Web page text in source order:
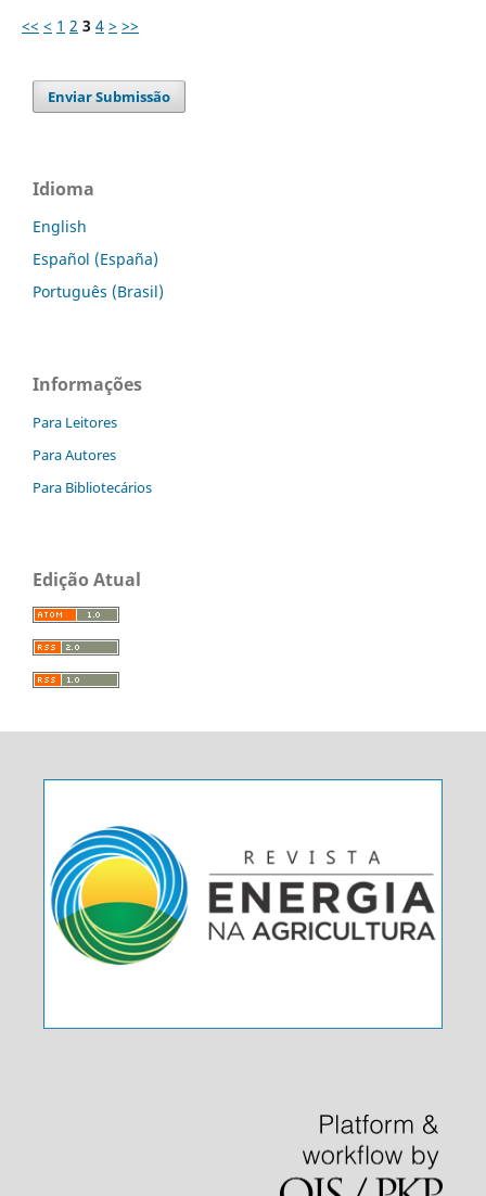
<< < 1 2 3 4 > >>
Enviar Submissão
Idioma
English
Español (España)
Português (Brasil)
Informações
Para Leitores
Para Autores
Para Bibliotecários
Edição Atual